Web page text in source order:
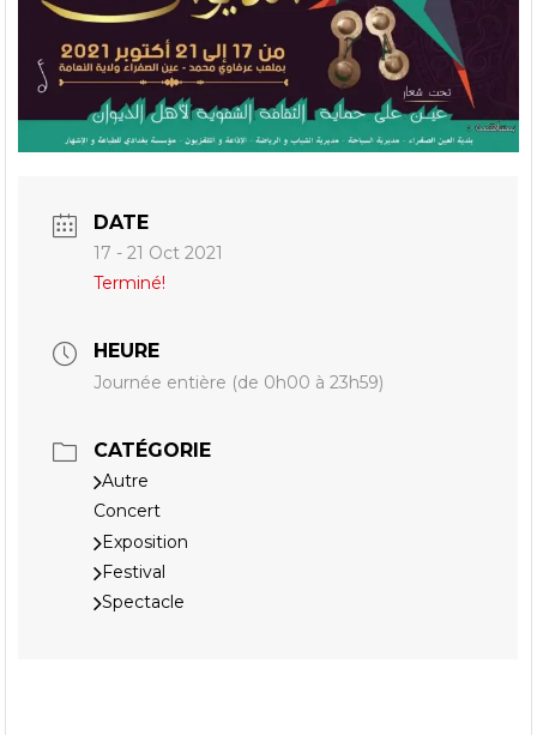
DATE
17 - 21 Oct 2021
Terminé!
HEURE
Journée entière (de 0h00 à 23h59)
CATÉGORIE
Autre
Concert
Exposition
Festival
Spectacle